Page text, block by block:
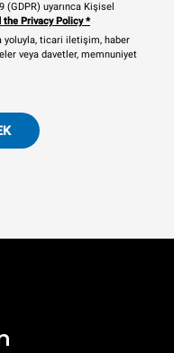
uyarınca Kişisel
the Privacy Policy*
yoluyla, ticari iletişim, haber
veya davetler, memnuniyet